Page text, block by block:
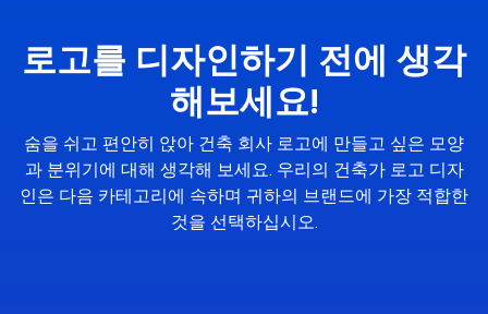
로고를 디자인하기 전에 생각
해보세요!
숨을 쉬고 편안히 앉아 건축 회사 로고에 만들고 싶은 모양
과 분위기에 대해 생각해 보세요. 우리의 건축가 로고 디자
인은 다음 카테고리에 속하며 귀하의 브랜드에 가장 적합한
것을 선택하십시오.